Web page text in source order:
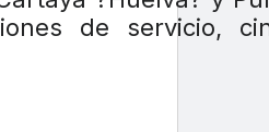
de servicio,